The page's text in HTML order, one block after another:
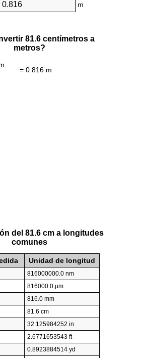
m
81.6 centímetros a
metros?
= 0.816 m
del 81.6 cm a longitudes
comunes
Unidad de longitud
816000000.0 nm
816000.0 µm
816.0 mm
81.6 cm
32.125984252 in
2.6771653543 ft
0.8923884514 yd